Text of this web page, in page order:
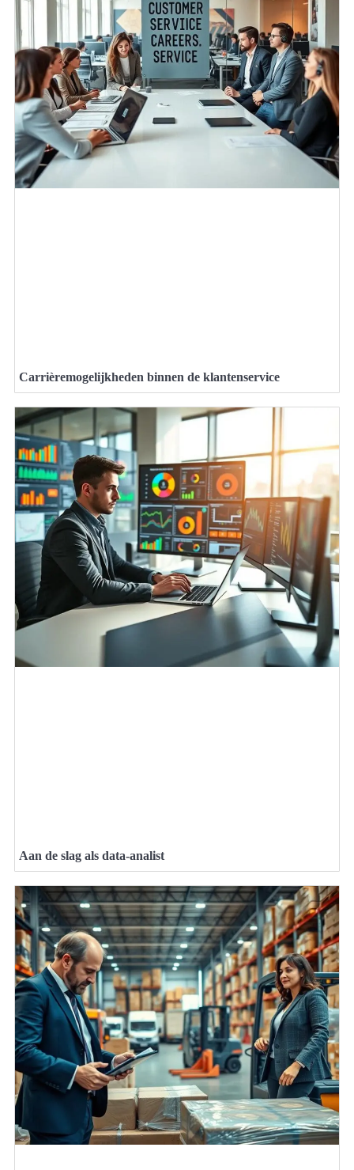
Carrièremogelijkheden binnen de klantenservice
Aan de slag als data-analist